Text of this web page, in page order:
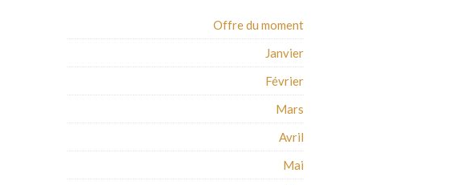
Offre du moment
Janvier
Février
Mars
Avril
Mai